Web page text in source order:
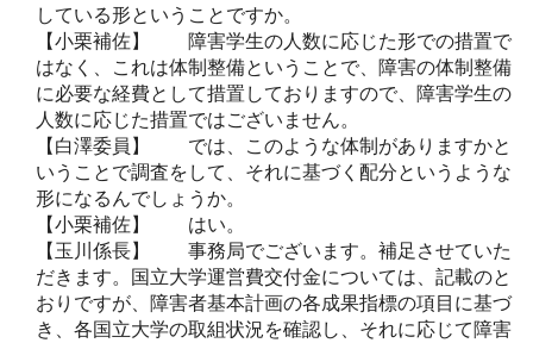
している形ということですか。
【小栗補佐】 障害学生の人数に応じた形での措置で
はなく、これは体制整備ということで、障害の体制整備
に必要な経費として措置しておりますので、障害学生の
人数に応じた措置ではございません。
【白澤委員】 では、このような体制がありますかと
いうことで調査をして、それに基づく配分というような
形になるんでしょうか。
【小栗補佐】 はい。
【玉川係長】 事務局でございます。補足させていた
だきます。国立大学運営費交付金については、記載のと
おりですが、障害者基本計画の各成果指標の項目に基づ
き、各国立大学の取組状況を確認し、それに応じて障害